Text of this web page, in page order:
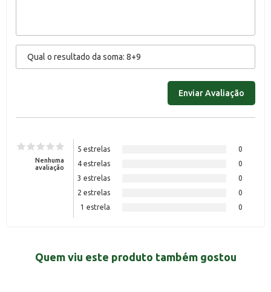
Nenhuma
avaliação
5 estrelas
0
4 estrelas
0
3 estrelas
0
2 estrelas
0
1 estrela
0
Quem viu este produto também gostou